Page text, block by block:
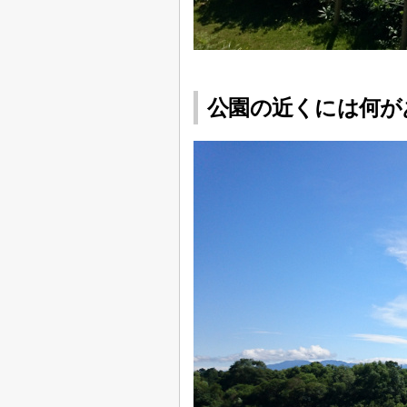
公園の近くには何